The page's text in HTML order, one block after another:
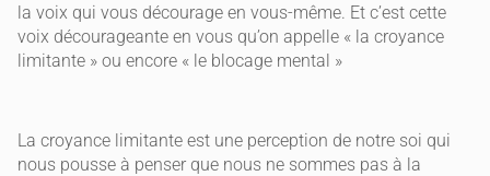
la voix qui vous décourage en vous-même. Et c’est cette
voix décourageante en vous qu’on appelle « la croyance
limitante » ou encore « le blocage mental »
La croyance limitante est une perception de notre soi qui
nous pousse à penser que nous ne sommes pas à la